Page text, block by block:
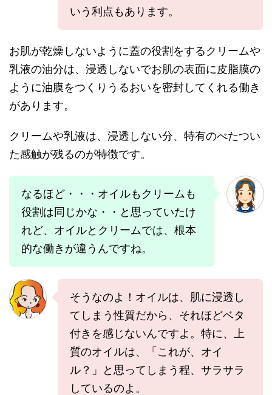
いう利点もあります。
お肌が乾燥しないように蓋の役割をするクリームや
乳液の油分は、浸透しないでお肌の表面に皮脂膜の
ように油膜をつくりうるおいを密封してくれる働き
があります。
クリームや乳液は、浸透しない分、特有のべたつい
た感触が残るのが特徴です。
なるほど・・・オイルもクリームも
役割は同じかな・・と思っていたけ
れど、オイルとクリームでは、根本
的な働きが違うんですね。
そうなのよ！オイルは、肌に浸透し
てしまう性質だから、それほどベタ
付きを感じないんですよ。特に、上
質のオイルは、「これが、オイ
ル？」と思ってしまう程、サラサラ
しているのよ。